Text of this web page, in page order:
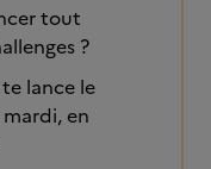
tout
?
lance le
en